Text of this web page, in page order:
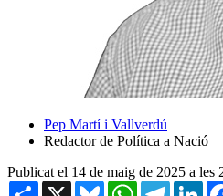
Pep Martí i Vallverdú
Redactor de Política a Nació
Publicat el 14 de maig de 2025 a les
Share X BlueskyWhatsAppTelegram